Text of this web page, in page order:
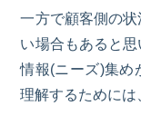
一方で顧客側の
い場合もあると
情報(ニーズ)集め
理解するためには